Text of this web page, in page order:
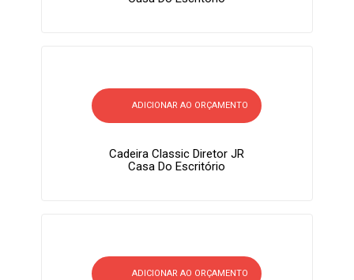
ADICIONAR AO ORÇAMENTO
Cadeira Classic Diretor JR
Casa Do Escritório
ADICIONAR AO ORÇAMENTO